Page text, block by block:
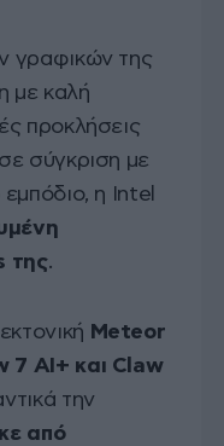
γραφικών της
με καλή
προκλήσεις
σύγκριση με
η Intel
της.
Meteor
7 AI+ και Claw
την
από